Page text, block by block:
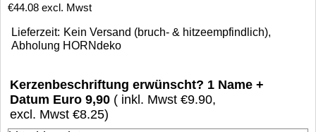
€44.08 excl. Mwst
Lieferzeit: Kein Versand (bruch- & hitzeempfindlich),
Abholung HORNdeko
Kerzenbeschriftung erwünscht? 1 Name +
Datum Euro 9,90 ( inkl. Mwst €9.90,
excl. Mwst €8.25)